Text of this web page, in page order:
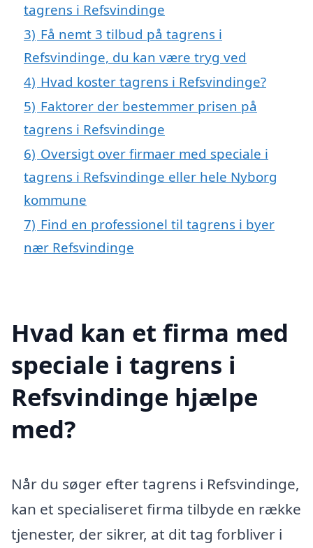
tagrens i Refsvindinge
3) Få nemt 3 tilbud på tagrens i
Refsvindinge, du kan være tryg ved
4) Hvad koster tagrens i Refsvindinge?
5) Faktorer der bestemmer prisen på
tagrens i Refsvindinge
6) Oversigt over firmaer med speciale i
tagrens i Refsvindinge eller hele Nyborg
kommune
7) Find en professionel til tagrens i byer
nær Refsvindinge
Hvad kan et firma med
speciale i tagrens i
Refsvindinge hjælpe
med?
Når du søger efter tagrens i Refsvindinge,
kan et specialiseret firma tilbyde en række
tjenester, der sikrer, at dit tag forbliver i